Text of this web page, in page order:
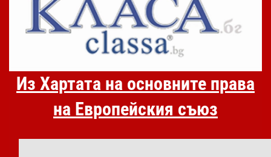
Из Хартата на основните права
на Европейския съюз